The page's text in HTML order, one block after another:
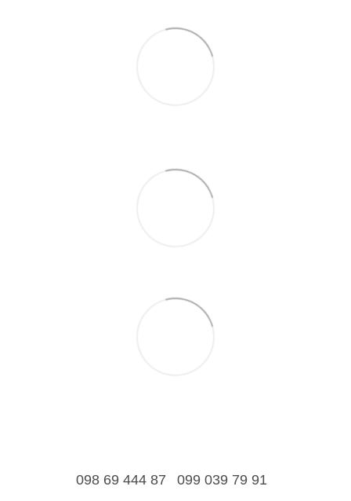
098 69 444 87 099 039 79 91